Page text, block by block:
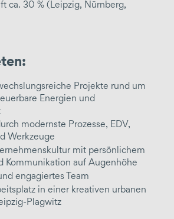
ca. 30 % (Leipzig, Nürnberg,
Projekte rund um
Energien und
modernste Prozesse, EDV,
Werkzeuge
mit persönlichem
Kommunikation auf Augenhöhe
engagiertes Team
in einer kreativen urbanen
Plagwitz